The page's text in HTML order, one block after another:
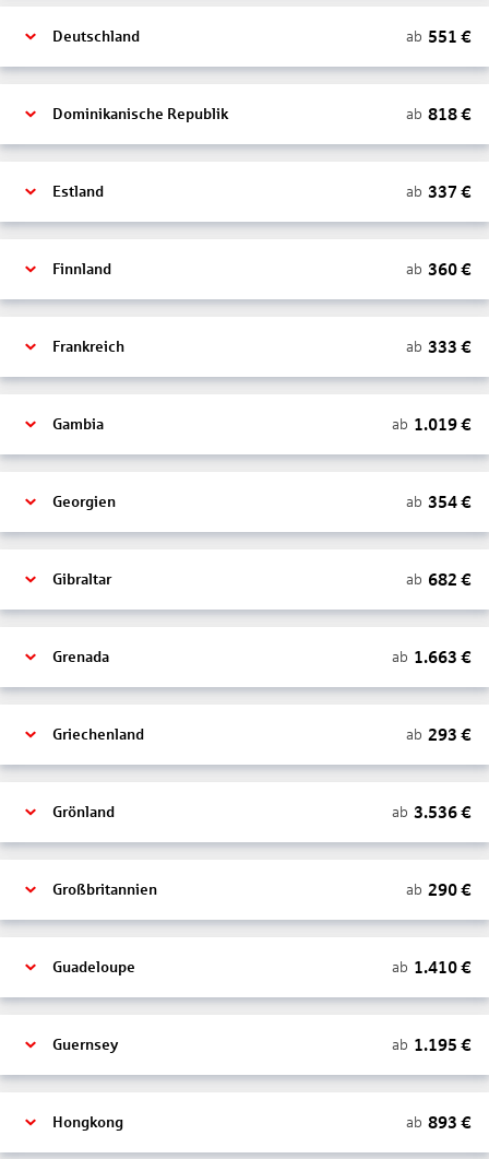
Deutschland ab 551 €
Dominikanische Republik ab 818€
Estland ab 337 €
Finnland ab 360€
Frankreich ab 333 €
Gambia ab 1.019€
Georgien ab 354€
Gibraltar ab 682 €
Grenada ab 1.663 €
Griechenland ab 293 €
Grönland ab 3.536€
Großbritannien ab 290€
Guadeloupe ab 1.410€
Guernsey ab 1.195 €
Hongkong ab 893 €